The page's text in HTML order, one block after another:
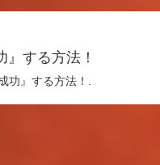
する方法！
功』する方法！.